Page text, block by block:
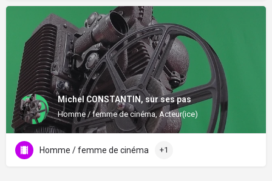
Michel CONSTANTIN, sur ses pas
Homme / femme de cinéma, Acteur(ice)
Homme / femme de cinéma +1